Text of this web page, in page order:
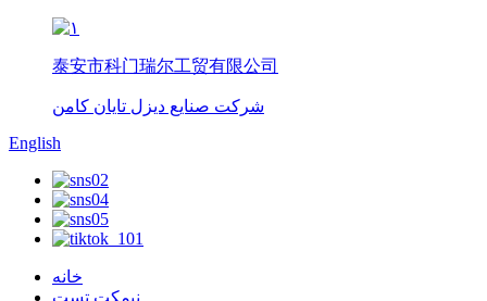
泰安市科门瑞尔工贸有限公司
شرکت صنایع دیزل تایان کامن
English
خانه
نیمکت تست